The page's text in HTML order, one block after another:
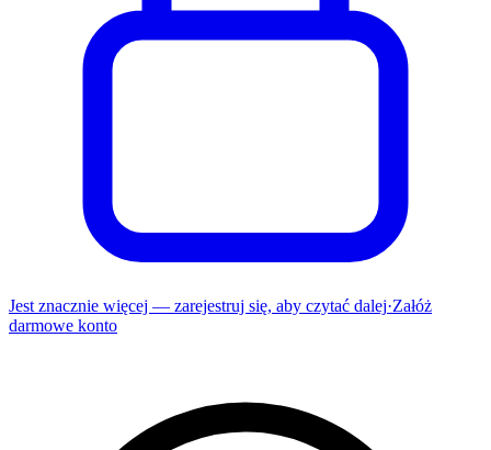
Jest znacznie więcej — zarejestruj się, aby czytać dalej·Załóż
darmowe konto